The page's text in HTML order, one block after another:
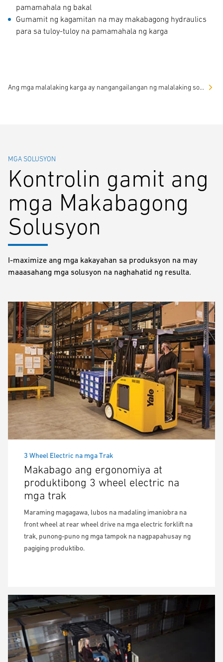
pamamahala ng bakal
Gumamit ng kagamitan na may makabagong hydraulics
para sa tuloy-tuloy na pamamahala ng karga
Ang mga malalaking karga ay nangangailangan ng malalaking solusyon
MGA SOLUSYON
Kontrolin gamit ang
mga Makabagong
Solusyon
I-maximize ang mga kakayahan sa produksyon na may
maaasahang mga solusyon na naghahatid ng resulta.
3 Wheel Electric na mga Trak
Makabago ang ergonomiya at
produktibong 3 wheel electric na
mga trak
Maraming magagawa, lubos na madaling imaniobra na
front wheel at rear wheel drive na mga electric forklift na
trak, punong-puno ng mga tampok na nagpapahusay ng
pagiging produktibo.